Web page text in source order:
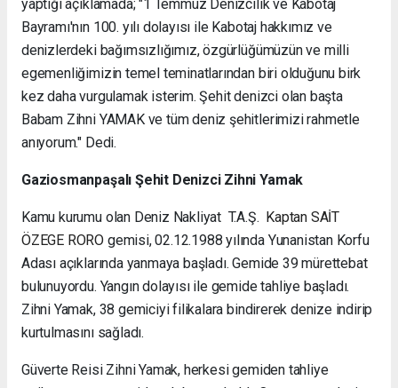
yaptığı açıklamada; "1 Temmuz Denizcilik ve Kabotaj
Bayramı'nın 100. yılı dolayısı ile Kabotaj hakkımız ve
denizlerdeki bağımsızlığımız, özgürlüğümüzün ve milli
egemenliğimizin temel teminatlarından biri olduğunu birk
kez daha vurgulamak isterim. Şehit denizci olan başta
Babam Zihni YAMAK ve tüm deniz şehitlerimizi rahmetle
anıyorum." Dedi.
Gaziosmanpaşalı Şehit Denizci Zihni Yamak
Kamu kurumu olan Deniz Nakliyat T.A.Ş. Kaptan SAİT
ÖZEGE RORO gemisi, 02.12.1988 yılında Yunanistan Korfu
Adası açıklarında yanmaya başladı. Gemide 39 mürettebat
bulunuyordu. Yangın dolayısı ile gemide tahliye başladı.
Zihni Yamak, 38 gemiciyi filikalara bindirerek denize indirip
kurtulmasını sağladı.
Güverte Reisi Zihni Yamak, herkesi gemiden tahliye